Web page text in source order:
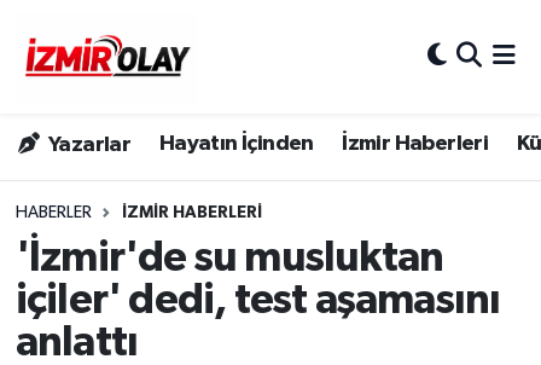
Yazarlar Hayatın İçinden İzmir Haberleri
HABERLER İZMIR HABERLERI
'İzmir'de su musluktan
içiler' dedi, test aşamasını
anlattı
Konak Trafik Yoğunluk Haritası
Süper Lig Puan Durumu ve Fikstür
Tüm Manşetler
Son Dakika Haberleri